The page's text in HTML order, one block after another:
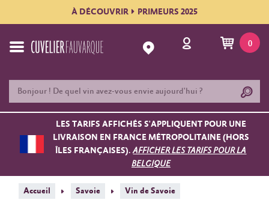
À DÉCOUVRIR PRIMEURS 2025
0
LES TARIFS AFFICHÉS S'APPLIQUENT POUR UNE
LIVRAISON EN FRANCE MÉTROPOLITAINE (HORS
ÎLES FRANÇAISES).AFFICHER LES TARIFS POUR LA
BELGIQUE
Accueil Savoie
Vin de Savoie